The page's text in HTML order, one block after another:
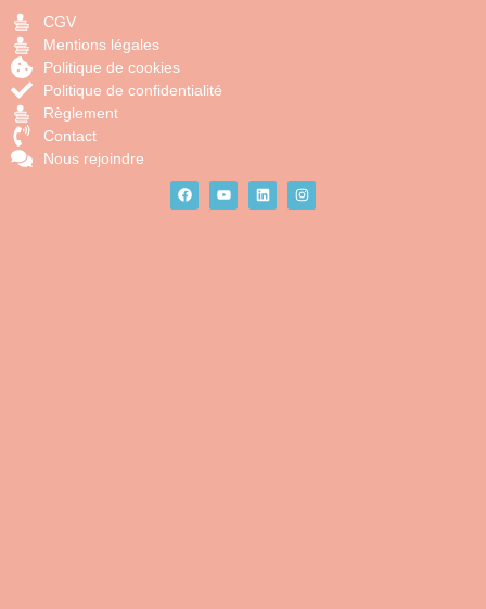
CGV
Mentions légales
Politique de cookies
Politique de confidentialité
Règlement
Contact
Nous rejoindre